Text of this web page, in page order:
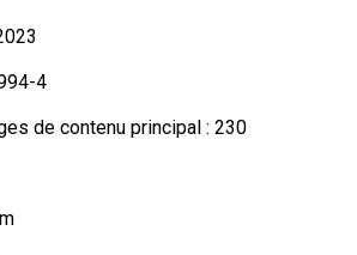
4
de contenu principal : 230